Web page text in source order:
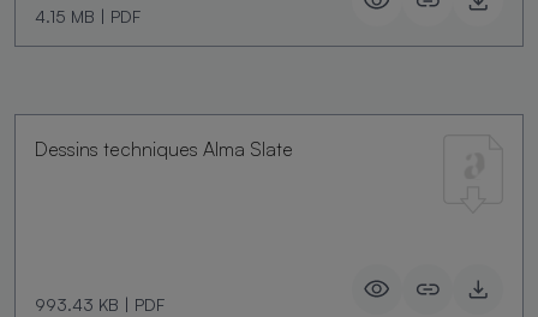
4.15 MB | PDF
Dessins techniques Alma Slate
993.43 KB | PDF